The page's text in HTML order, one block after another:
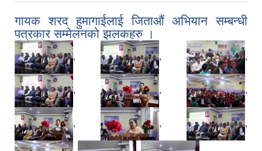
गायक शरद हुमागाईलाई जिताऔं अभियान सम्बन्धी
पत्रकार सम्मेलनको झलकहरु ।
, , ,
, , ,
, , ,